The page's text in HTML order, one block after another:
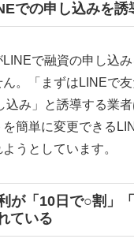
での申し込みを誘
で融資の申し込
。「まずはLINEで友
込み」と誘導する業
簡単に変更できる
うとしています。
が「10日で○割」
ている